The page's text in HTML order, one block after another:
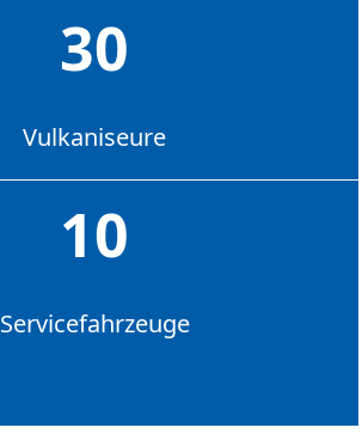
30
Vulkaniseure
10
Servicefahrzeuge